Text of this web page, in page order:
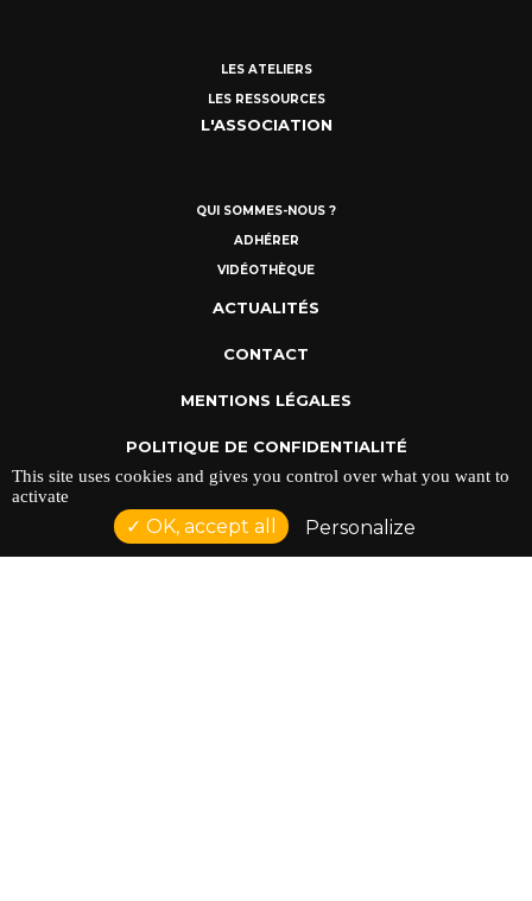
LES ATELIERS
LES RESSOURCES
L'ASSOCIATION
QUI SOMMES-NOUS ?
ADHÉRER
VIDÉOTHÈQUE
ACTUALITÉS
CONTACT
MENTIONS LÉGALES
POLITIQUE DE CONFIDENTIALITÉ
This site uses cookies and gives you control over what you want to
activate
OK, accept all Personalize